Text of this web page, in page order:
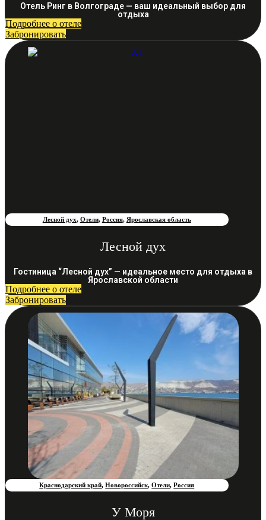
Отель Ринг в Волгограде — ваш идеальный выбор для
отдыха
Подробнее о отеле
Забронировать
Лесной дух, Отели, Россия, Ярославская область
Лесной дух
Гостиница “Лесной дух” — идеальное место для отдыха в
Ярославской области
Подробнее о отеле
Забронировать
Краснодарский край,Новороссийск,Отели,Россия
У Моря